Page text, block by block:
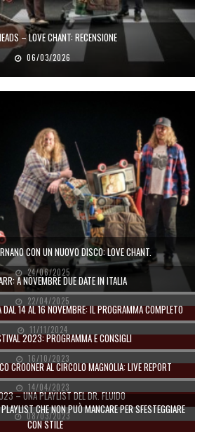
– LOVE CHANT: RECENSIONE
06/03/2026
CON UN NUOVO DISCO: LOVE CHANT.
24/06/2025
A NOVEMBRE DUE DATE IN ITALIA
22/04/2025
14 AL 16 NOVEMBRE: IL PROGRAMMA COMPLETO
11/11/2024
2023: PROGRAMMA E CONSIGLI
16/10/2023
CROONER AL CIRCOLO MAGNOLIA: LIVE REPORT
14/04/2023
– UNA PLAYLIST DEL DR. FLUIDO
08/03/2023
CHE NON PUÒ MANCARE PER SFESTEGGIARE
CON STILE